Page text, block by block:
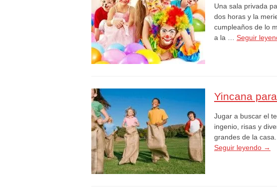
Una sala privada
dos horas y la
cumpleaños de lo
a la … Seguir
Yincana
Jugar a buscar el
ingenio, risas y
grandes de la
Seguir leyendo →